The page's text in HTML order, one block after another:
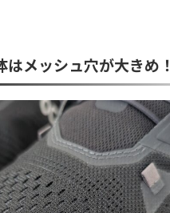
はメッシュ穴が大きめ！